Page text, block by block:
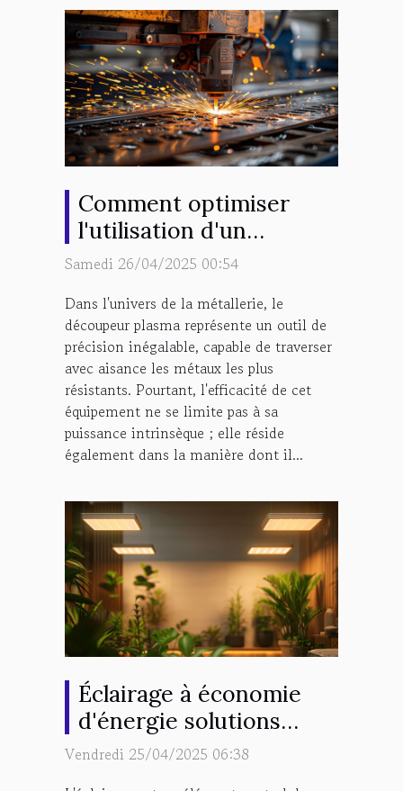
Comment optimiser
l'utilisation d'un
découpeur plasma pour
métallerie
Samedi 26/04/2025 00:54
Dans l'univers de la métallerie, le
découpeur plasma représente un outil de
précision inégalable, capable de traverser
avec aisance les métaux les plus
résistants. Pourtant, l'efficacité de cet
équipement ne se limite pas à sa
puissance intrinsèque ; elle réside
également dans la manière dont il...
Éclairage à économie
d'énergie solutions
innovantes pour un
Vendredi 25/04/2025 06:38